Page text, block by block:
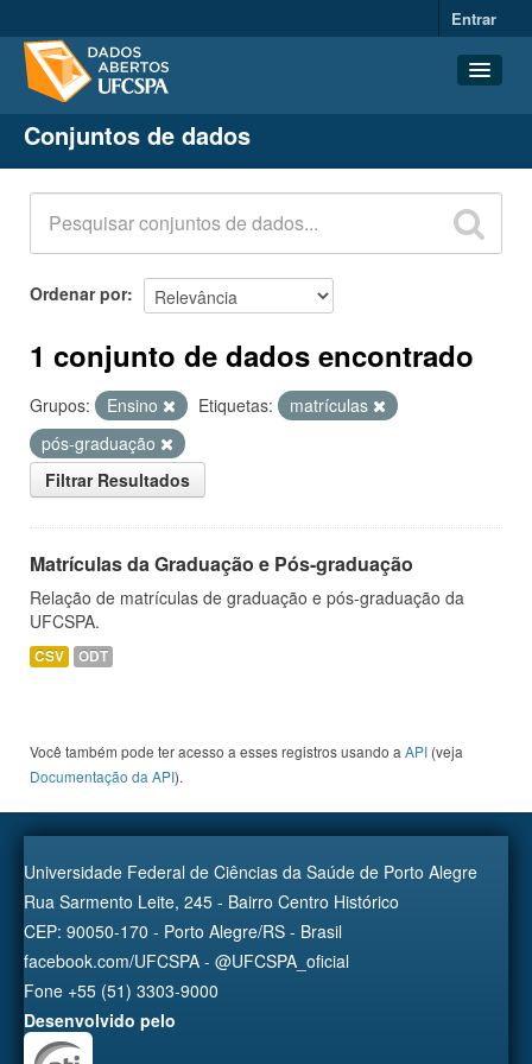
Entrar
Conjuntos de dados
Organizações
Grupos
Sobre
Conjuntos de dados
Ordenar por
1 conjunto de dados encontrado
Grupos: Ensino Etiquetas:
matrículas
pós-graduação
Filtrar Resultados
Matrículas da Graduação e Pós-graduação
Relação de matrículas de graduação e pós-graduação da
UFCSPA.
CSV ODT
Você também pode ter acesso a esses registros usando a API (veja
Documentação da API).
Universidade Federal de Ciências da Saúde de Porto Alegre
Rua Sarmento Leite, 245 - Bairro Centro Histórico
CEP: 90050-170 - Porto Alegre/RS - Brasil
facebook.com/UFCSPA - @UFCSPA_oficial
Fone +55 (51) 3303-9000
Desenvolvido pelo